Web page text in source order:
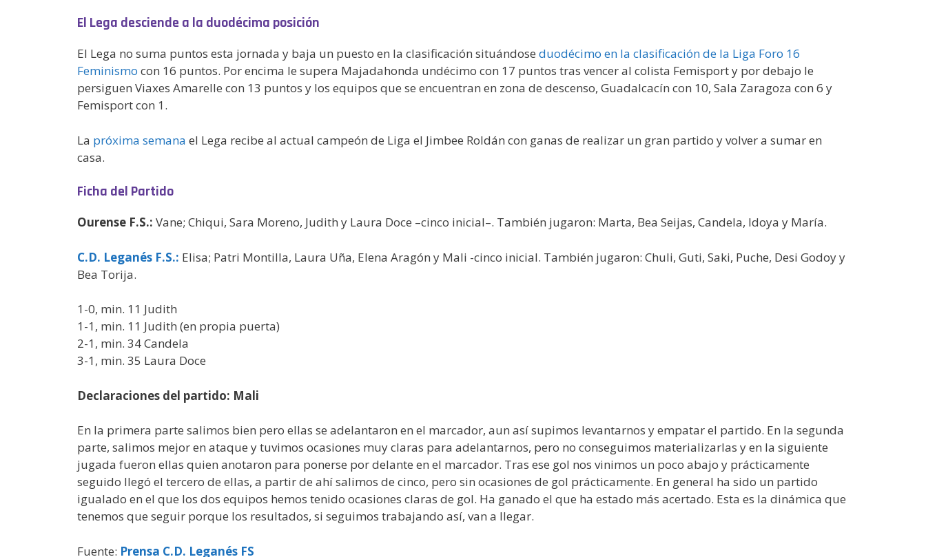
El Lega desciende a la duodécima posición
El Lega no suma puntos esta jornada y baja un puesto en la clasificación situándose duodécimo en la clasificación de la Liga Foro 16
Feminismo con 16 puntos. Por encima le supera Majadahonda undécimo con 17 puntos tras vencer al colista Femisport y por debajo le
persiguen Viaxes Amarelle con 13 puntos y los equipos que se encuentran en zona de descenso, Guadalcacín con 10, Sala Zaragoza con 6 y
Femisport con 1.
La próxima semana el Lega recibe al actual campeón de Liga el Jimbee Roldán con ganas de realizar un gran partido y volver a sumar en
casa.
Ficha del Partido
Ourense F.S.: Vane; Chiqui, Sara Moreno, Judith y Laura Doce –cinco inicial–. También jugaron: Marta, Bea Seijas, Candela, Idoya y María.
C.D. Leganés F.S.: Elisa; Patri Montilla, Laura Uña, Elena Aragón y Mali -cinco inicial. También jugaron: Chuli, Guti, Saki, Puche, Desi Godoy y
Bea Torija.
1-0, min. 11 Judith
1-1, min. 11 Judith (en propia puerta)
2-1, min. 34 Candela
3-1, min. 35 Laura Doce
Declaraciones del partido: Mali
En la primera parte salimos bien pero ellas se adelantaron en el marcador, aun así supimos levantarnos y empatar el partido. En la segunda
parte, salimos mejor en ataque y tuvimos ocasiones muy claras para adelantarnos, pero no conseguimos materializarlas y en la siguiente
jugada fueron ellas quien anotaron para ponerse por delante en el marcador. Tras ese gol nos vinimos un poco abajo y prácticamente
seguido llegó el tercero de ellas, a partir de ahí salimos de cinco, pero sin ocasiones de gol prácticamente. En general ha sido un partido
igualado en el que los dos equipos hemos tenido ocasiones claras de gol. Ha ganado el que ha estado más acertado. Esta es la dinámica que
tenemos que seguir porque los resultados, si seguimos trabajando así, van a llegar.
Fuente: Prensa C.D. Leganés FS